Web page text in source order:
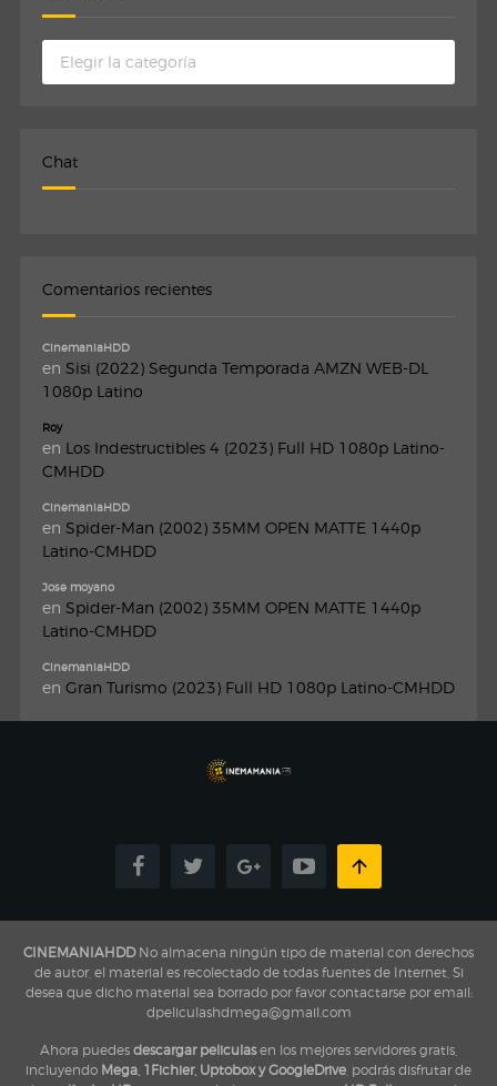
Categorias
Chat
Comentarios recientes
CinemaniaHDD
en Sisi (2022) Segunda Temporada AMZN WEB-DL
1080p Latino
Roy
en Los Indestructibles 4 (2023) Full HD 1080p Latino-
CMHDD
CinemaniaHDD
en Spider-Man (2002) 35MM OPEN MATTE 1440p
Latino-CMHDD
Jose moyano
en Spider-Man (2002) 35MM OPEN MATTE 1440p
Latino-CMHDD
CinemaniaHDD
en Gran Turismo (2023) Full HD 1080p Latino-CMHDD
CINEMANIAHDDNo almacena ningún tipo de material con derechos
de autor, el material es recolectado de todas fuentes de Internet, Si
desea que dicho material sea borrado por favor contactarse por email:
dpeliculashdmega@gmail.com
Ahora puedes descargar peliculasen los mejores servidores gratis,
incluyendo Mega, 1Fichier, Uptobox y GoogleDrive , podrás disfrutar de